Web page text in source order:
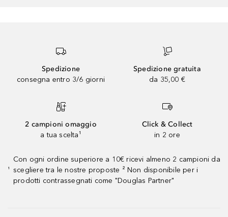
Spedizione
consegna entro 3/6 giorni
Spedizione gratuita
da 35,00 €
2 campioni omaggio
a tua scelta¹
Click & Collect
in 2 ore
¹
Con ogni ordine superiore a 10€ ricevi almeno 2 campioni da
scegliere tra le nostre proposte ² Non disponibile per i
prodotti contrassegnati come "Douglas Partner"